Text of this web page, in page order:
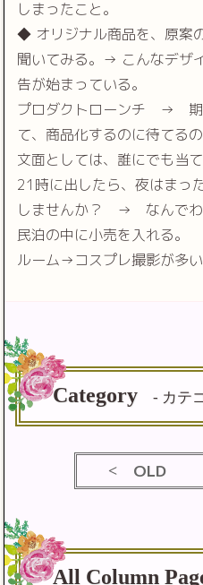
しまったこと。
◆ オリジナル商品を、原案
聞いてみる。→ こんなデザ
告が始まっている。
プロダクトローンチ → 期
て、商品化するのに待てる
文面としては、誰にでも当
21時に出したら、夜はまっ
しませんか？ → なんでわ
民泊の中に小売を入れる。
ルーム→コスプレ撮影が多
Category - カテ
OLD
All Column